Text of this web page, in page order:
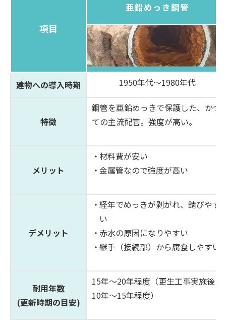
項目
亜鉛めっき鋼管
建物への導入時期 1950年代～1980年代
特徴
鋼管を亜鉛めっきで保護した、かつ
ての主流配管。強度が高い。
メリット
材料費が安い
金属管なので強度が高い
デメリット
経年でめっきが剥がれ、錆びやす
い
赤水の原因になりやすい
継手（接続部）から腐食しやすい
耐用年数
(更新時期の目安)
15年〜20年程度（更生工事実施後
10年〜15年程度）